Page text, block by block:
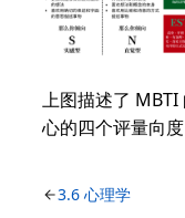
上图描述了
心的四个评量向度
3.6 心理学